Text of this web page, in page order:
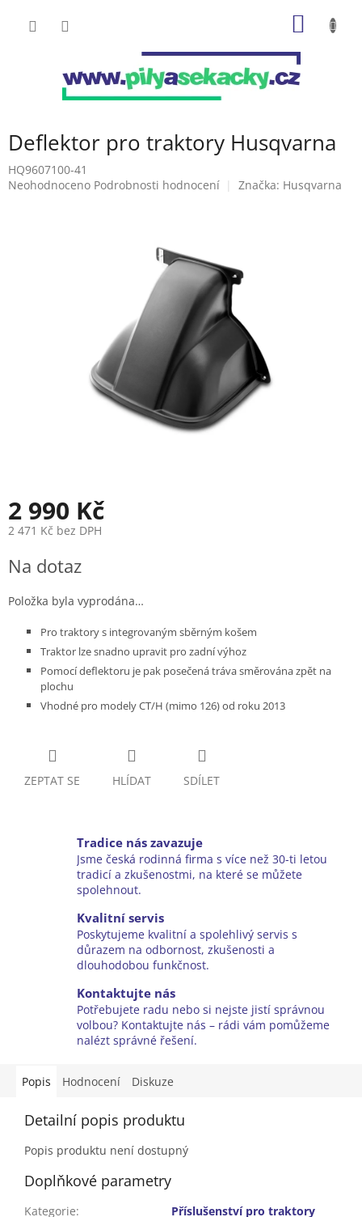
Deflektor pro traktory Husqvarna
HQ9607100-41
Průměrné
Neohodnoceno Podrobnosti hodnocení Značka: Husqvarna
2 990 Kč
2 471 Kč bez DPH
cena:
Na dotaz
Položka byla vyprodána…
Pro traktory s integrovaným sběrným košem
Traktor lze snadno upravit pro zadní výhoz
Pomocí deflektoru je pak posečená tráva směrována zpět na
plochu
Vhodné pro modely CT/H (mimo 126) od roku 2013
ZEPTAT SE HLÍDAT SDÍLET
Tradice nás zavazuje
Jsme česká rodinná firma s více než 30-ti letou
tradicí a zkušenostmi, na které se můžete
spolehnout.
Kvalitní servis
Poskytujeme kvalitní a spolehlivý servis s
důrazem na odbornost, zkušenosti a
dlouhodobou funkčnost.
Kontaktujte nás
Potřebujete radu nebo si nejste jistí správnou
volbou? Kontaktujte nás – rádi vám pomůžeme
nalézt správné řešení.
Popis Hodnocení Diskuze
Detailní popis produktu
Popis produktu není dostupný
Doplňkové parametry
Kategorie:
Příslušenství pro traktory